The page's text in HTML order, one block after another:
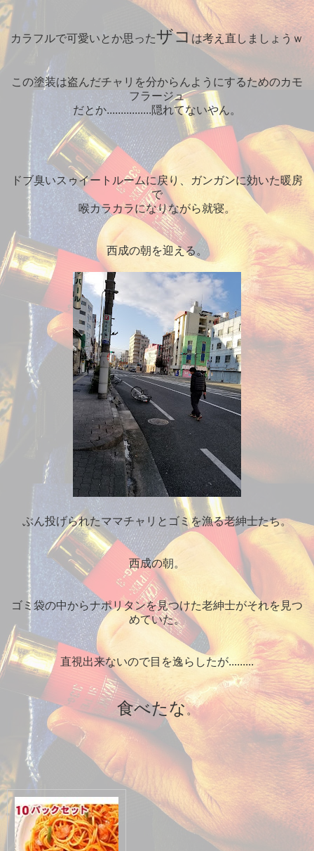
カラフルで可愛いとか思ったザコは考え直しましょうｗ
この塗装は盗んだチャリを分からんようにするためのカモ
フラージュ
だとか................隠れてないやん。
ドブ臭いスゥイートルームに戻り、ガンガンに効いた暖房
で
喉カラカラになりながら就寝。
西成の朝を迎える。
ぶん投げられたママチャリとゴミを漁る老紳士たち。
西成の朝。
ゴミ袋の中からナポリタンを見つけた老紳士がそれを見つ
めていた。
直視出来ないので目を逸らしたが.........
食べたな。